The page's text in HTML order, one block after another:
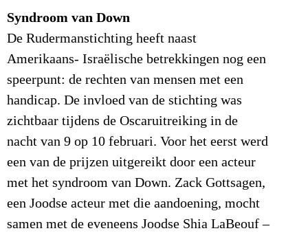
Syndroom van Down
De Rudermanstichting heeft naast
Amerikaans- Israëlische betrekkingen nog een
speerpunt: de rechten van mensen met een
handicap. De invloed van de stichting was
zichtbaar tijdens de Oscaruitreiking in de
nacht van 9 op 10 februari. Voor het eerst werd
een van de prijzen uitgereikt door een acteur
met het syndroom van Down. Zack Gottsagen,
een Joodse acteur met die aandoening, mocht
samen met de eveneens Joodse Shia LaBeouf –